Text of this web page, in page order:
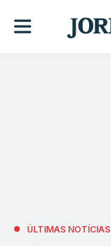
ÚLTIMAS NOTÍCIAS